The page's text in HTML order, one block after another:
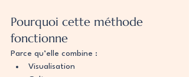
Pourquoi cette méthode
fonctionne
Parce qu’elle combine :
Visualisation